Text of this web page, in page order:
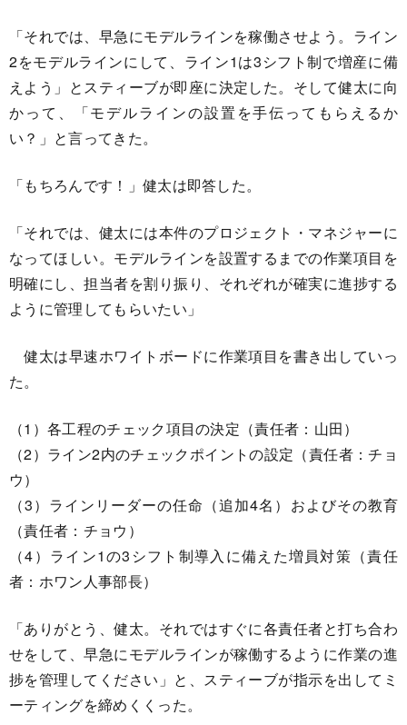
「それでは、早急にモデルラインを稼働させよう。ライン
2をモデルラインにして、ライン1は3シフト制で増産に備
えよう」とスティーブが即座に決定した。そして健太に向
かって、「モデルラインの設置を手伝ってもらえるか
い？」と言ってきた。
「もちろんです！」健太は即答した。
「それでは、健太には本件のプロジェクト・マネジャーに
なってほしい。モデルラインを設置するまでの作業項目を
明確にし、担当者を割り振り、それぞれが確実に進捗する
ように管理してもらいたい」
健太は早速ホワイトボードに作業項目を書き出していっ
た。
（1）各工程のチェック項目の決定（責任者：山田）
（2）ライン2内のチェックポイントの設定（責任者：チョ
ウ）
（3）ラインリーダーの任命（追加4名）およびその教育
（責任者：チョウ）
（4）ライン1の3シフト制導入に備えた増員対策（責任
者：ホワン人事部長）
「ありがとう、健太。それではすぐに各責任者と打ち合わ
せをして、早急にモデルラインが稼働するように作業の進
捗を管理してください」と、スティーブが指示を出してミ
ーティングを締めくくった。